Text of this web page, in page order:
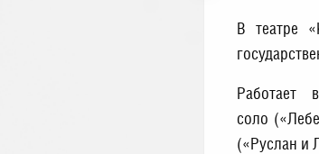
В театре
Работает
соло
(«Руслан и